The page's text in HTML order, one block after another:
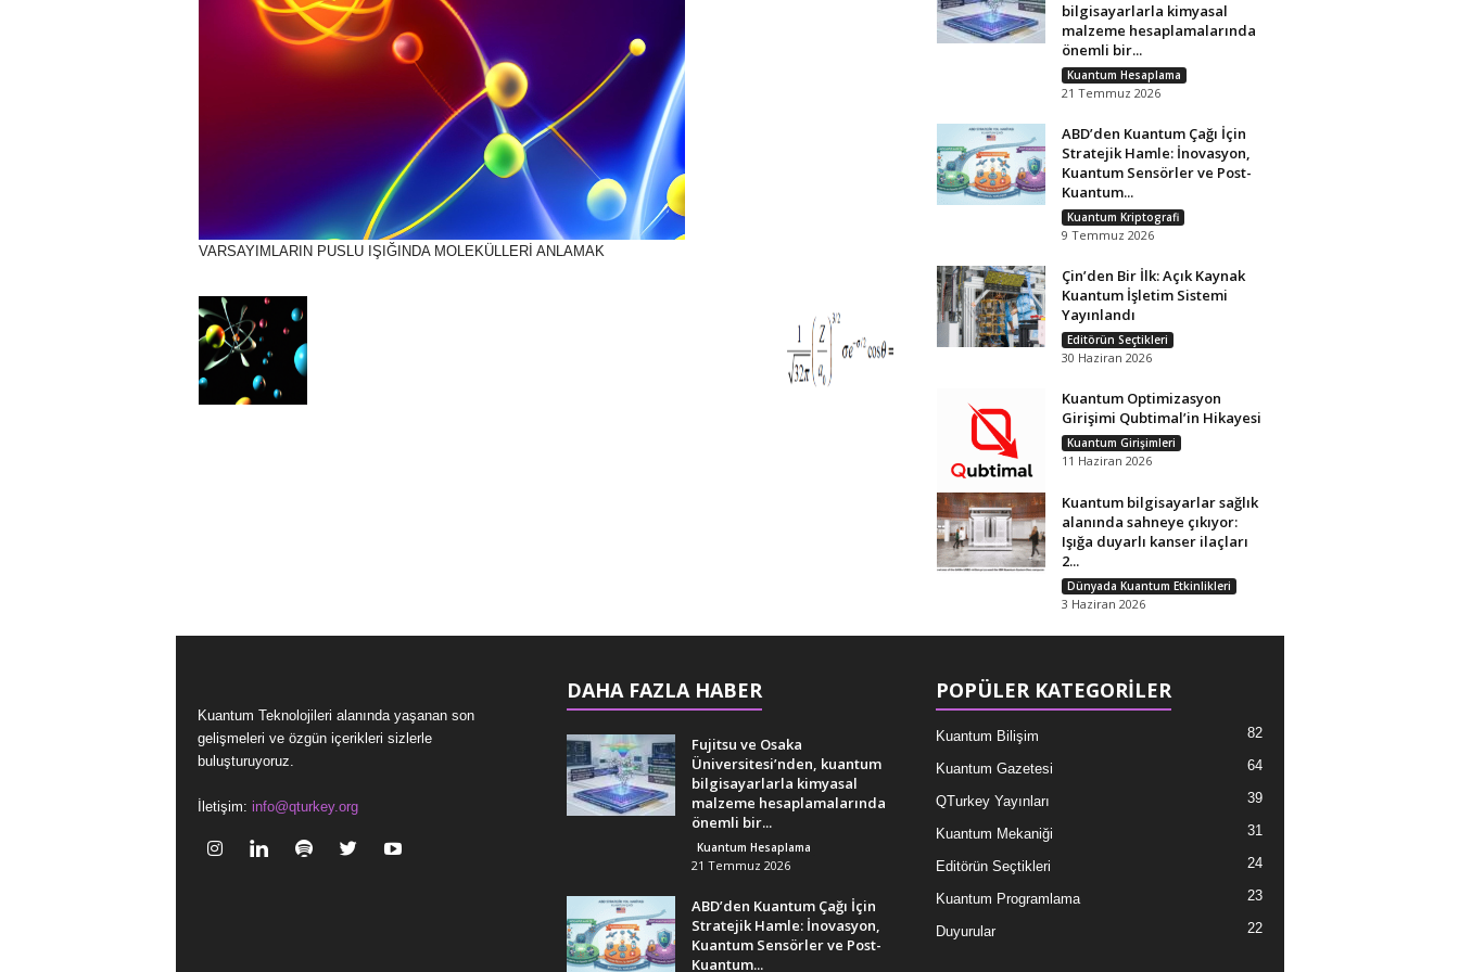
VARSAYIMLARIN PUSLU IŞIĞINDA MOLEKÜLLERİ ANLAMAK
bilgisayarlarla kimyasal
malzeme hesaplamalarında
önemli bir...
Kuantum Hesaplama
21 Temmuz 2026
ABD’den Kuantum Çağı İçin
Stratejik Hamle: İnovasyon,
Kuantum Sensörler ve Post-
Kuantum...
Kuantum Kriptografi
9 Temmuz 2026
Çin’den Bir İlk: Açık Kaynak
Kuantum İşletim Sistemi
Yayınlandı
Editörün Seçtikleri
30 Haziran 2026
Kuantum Optimizasyon
Girişimi Qubtimal’in Hikayesi
Kuantum Girişimleri
11 Haziran 2026
Kuantum bilgisayarlar sağlık
alanında sahneye çıkıyor:
Işığa duyarlı kanser ilaçları
2...
Dünyada Kuantum Etkinlikleri
3 Haziran 2026
Kuantum Teknolojileri alanında yaşanan son
gelişmeleri ve özgün içerikleri sizlerle
buluşturuyoruz.
İletişim: info@qturkey.org
DAHA FAZLA HABER
Fujitsu ve Osaka
Üniversitesi’nden, kuantum
bilgisayarlarla kimyasal
malzeme hesaplamalarında
önemli bir...
Kuantum Hesaplama
21 Temmuz 2026
ABD’den Kuantum Çağı İçin
Stratejik Hamle: İnovasyon,
Kuantum Sensörler ve Post-
Kuantum...
POPÜLER KATEGORİLER
Kuantum Bilişim 82
Kuantum Gazetesi 64
QTurkey Yayınları 39
Kuantum Mekaniği 31
Editörün Seçtikleri 24
Kuantum Programlama 23
Duyurular 22